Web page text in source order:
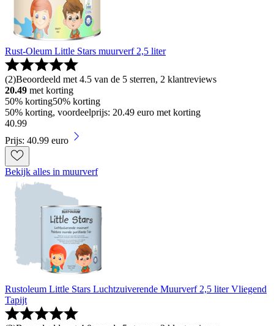
Rust-Oleum Little Stars muurverf 2,5 liter
(2)Beoordeeld met 4.5 van de 5 sterren, 2 klantreviews
20.49 met korting
50% korting50% korting
50% korting, voordeelprijs: 20.49 euro met korting
40.99
Prijs: 40.99 euro
Bekijk alles in muurverf
Rustoleum Little Stars Luchtzuiverende Muurverf 2,5 liter Vliegend
Tapijt